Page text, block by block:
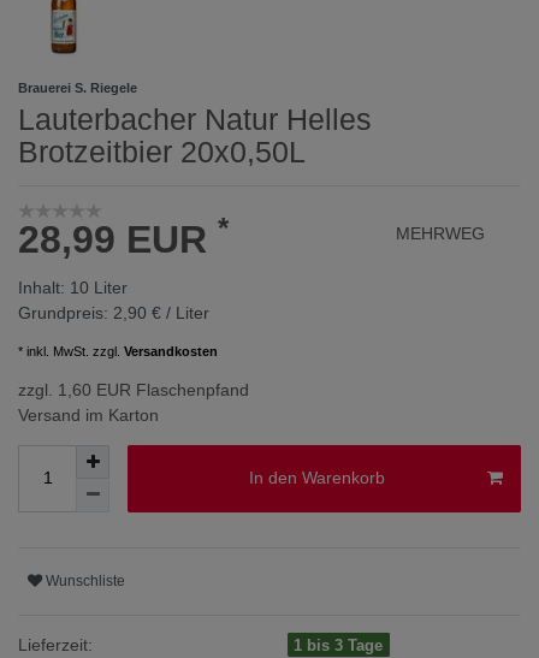
Brauerei S. Riegele
Lauterbacher Natur Helles
Brotzeitbier 20x0,50L
28,99 EUR *
Inhalt: 10 Liter
Grundpreis: 2,90 € / Liter
MEHRWEG
* inkl. MwSt. zzgl. Versandkosten
zzgl. 1,60 EUR Flaschenpfand
Versand im Karton
In den Warenkorb
Wunschliste
Lieferzeit: 1 bis 3 Tage